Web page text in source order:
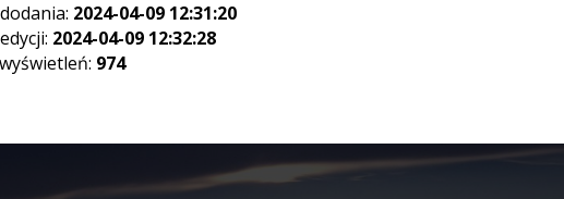
2024-04-09 12:31:20
2024-04-09 12:32:28
974